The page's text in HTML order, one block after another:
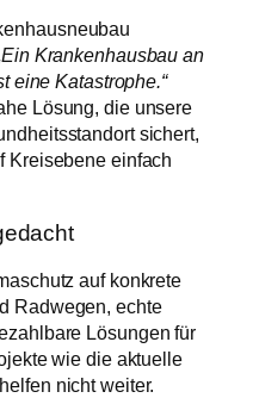
Krankenhausbau an
eine Katastrophe.“
Lösung, die unsere
sichert,
Kreisebene einfach
auf konkrete
Radwegen, echte
Lösungen für
wie die aktuelle
nicht weiter.